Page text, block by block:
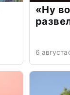
«Ну
6 августа